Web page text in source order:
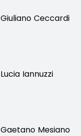
Giuliano Ceccardi
Lucia Iannuzzi
Gaetano Mesiano